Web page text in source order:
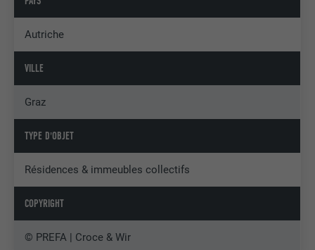
Autriche
VILLE
Graz
TYPE D'OBJET
Résidences & immeubles collectifs
COPYRIGHT
© PREFA | Croce & Wir